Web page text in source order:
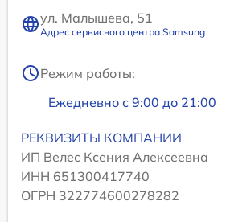
ул. Малышева, 51
Адрес сервисного центра Samsung
Режим работы:
Ежедневно с 9:00 до 21:00
РЕКВИЗИТЫ КОМПАНИИ
ИП Велес Ксения Алексеевна
ИНН 651300417740
ОГРН 322774600278282